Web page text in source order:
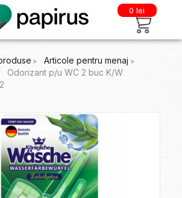
0 lei
Articole pentru menaj
Odorizant p/u WC 2 buc K/W